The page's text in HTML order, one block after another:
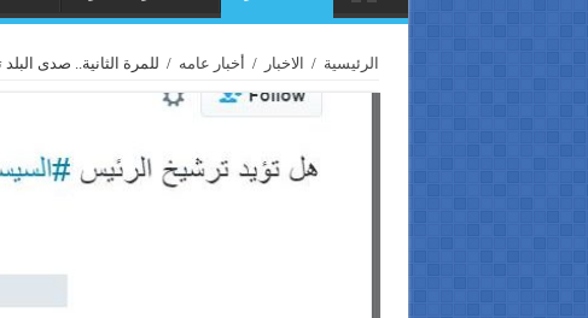
الرئيسية / الاخبار / أخبار عامه / للمرة الثانية.. صدى